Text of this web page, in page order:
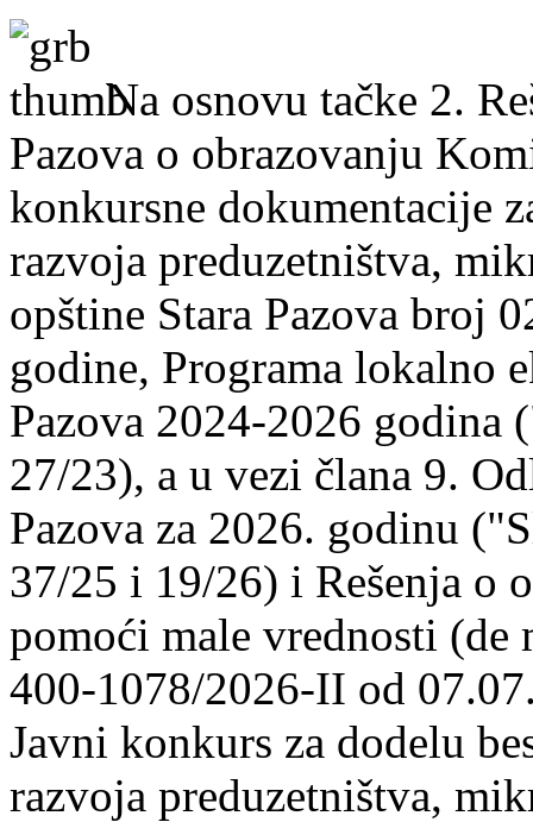
Na osnovu tačke 2.
Pazova o obrazovanju
konkursne dokumentacije
razvoja preduzetništva,
opštine Stara Pazova broj
godine, Programa lokalno
Pazova 2024-2026 godina
27/23), a u vezi člana 9.
Pazova za 2026. godinu
37/25 i 19/26) i Rešenja o
pomoći male vrednosti
400-1078/2026-II od
Javni konkurs za dodelu
razvoja preduzetništva,